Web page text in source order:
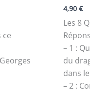
ce
4,90€
Les 8
– 1 :
du
dans
– 2 :